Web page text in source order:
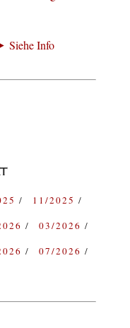
Siehe Info
11/2025
03/2026
07/2026